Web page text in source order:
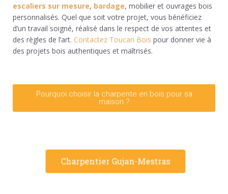
escaliers sur mesure, bardage, mobilier et ouvrages bois
personnalisés. Quel que soit votre projet, vous bénéficiez
d’un travail soigné, réalisé dans le respect de vos attentes et
des règles de l’art. Contactez Toucan Bois pour donner vie à
des projets bois authentiques et maîtrisés.
Pourquoi choisir la charpente en bois pour sa
maison ?